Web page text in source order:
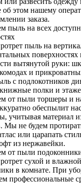
об этом нашему
заказа.
пыль на всех
пыль на
поверхностях
вытянутой руки:
и
с подлокотников
полки и
от пыли торшеры и
обеспылит
учитывая материал
Мы не будем
или царапать
из нержавейки.
от пыли
сухой и
в комнате. При
профессиональные